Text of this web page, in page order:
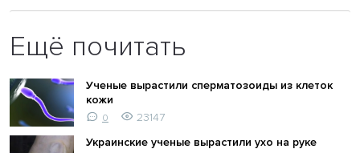
Ещё почитать
Ученые вырастили сперматозоиды из клеток
кожи
0
23147
Украинские ученые вырастили ухо на руке